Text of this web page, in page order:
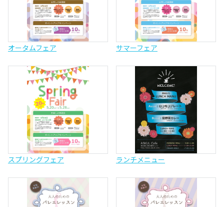
オータムフェア サマーフェア
スプリングフェア ランチメニュー